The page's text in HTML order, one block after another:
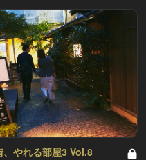
、やれる部屋3 Vol.8